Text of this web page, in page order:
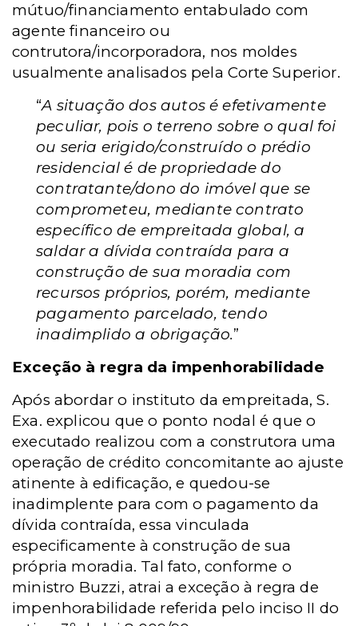
mútuo/financiamento entabulado com
agente financeiro ou
contrutora/incorporadora, nos moldes
usualmente analisados pela Corte Superior.
“A situação dos autos é efetivamente
peculiar, pois o terreno sobre o qual foi
ou seria erigido/construído o prédio
residencial é de propriedade do
contratante/dono do imóvel que se
comprometeu, mediante contrato
específico de empreitada global, a
saldar a dívida contraída para a
construção de sua moradia com
recursos próprios, porém, mediante
pagamento parcelado, tendo
inadimplido a obrigação.”
Exceção à regra da impenhorabilidade
Após abordar o instituto da empreitada, S.
Exa. explicou que o ponto nodal é que o
executado realizou com a construtora uma
operação de crédito concomitante ao ajuste
atinente à edificação, e quedou-se
inadimplente para com o pagamento da
dívida contraída, essa vinculada
especificamente à construção de sua
própria moradia. Tal fato, conforme o
ministro Buzzi, atrai a exceção à regra de
impenhorabilidade referida pelo inciso II do